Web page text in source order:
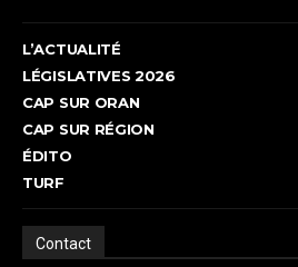
L’ACTUALITÉ
LÉGISLATIVES 2026
CAP SUR ORAN
CAP SUR RÉGION
ÉDITO
TURF
Contact